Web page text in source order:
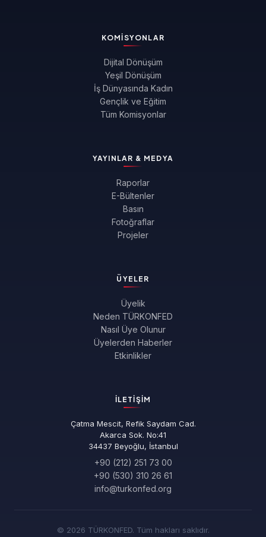
KOMISYONLAR
Dijital Dönüşüm
Yeşil Dönüşüm
İş Dünyasında Kadın
Gençlik ve Eğitim
Tüm Komisyonlar
YAYINLAR & MEDYA
Raporlar
E-Bültenler
Basın
Fotoğraflar
Projeler
ÜYELER
Üyelik
Neden TÜRKONFED
Nasıl Üye Olunur
Üyelerden Haberler
Etkinlikler
İLETIŞIM
Çatma Mescit, Refik Saydam Cad.
Akarca Sok. No:41
34437 Beyoğlu, İstanbul
+90 (212) 251 73 00
+90 (530) 310 26 61
info@turkonfed.org
© 2026 TÜRKONFED. Tüm hakları saklıdır.